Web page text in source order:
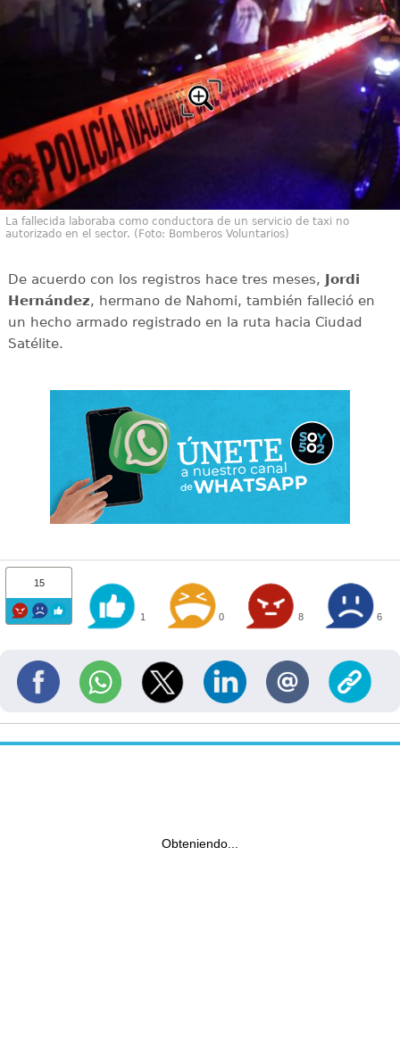
La fallecida laboraba como conductora de un servicio de taxi no
autorizado en el sector. (Foto: Bomberos Voluntarios)
De acuerdo con los registros hace tres meses, Jordi
Hernández, hermano de Nahomi, también falleció en
un hecho armado registrado en la ruta hacia Ciudad
Satélite.
15
1 0 8 6
Obteniendo...